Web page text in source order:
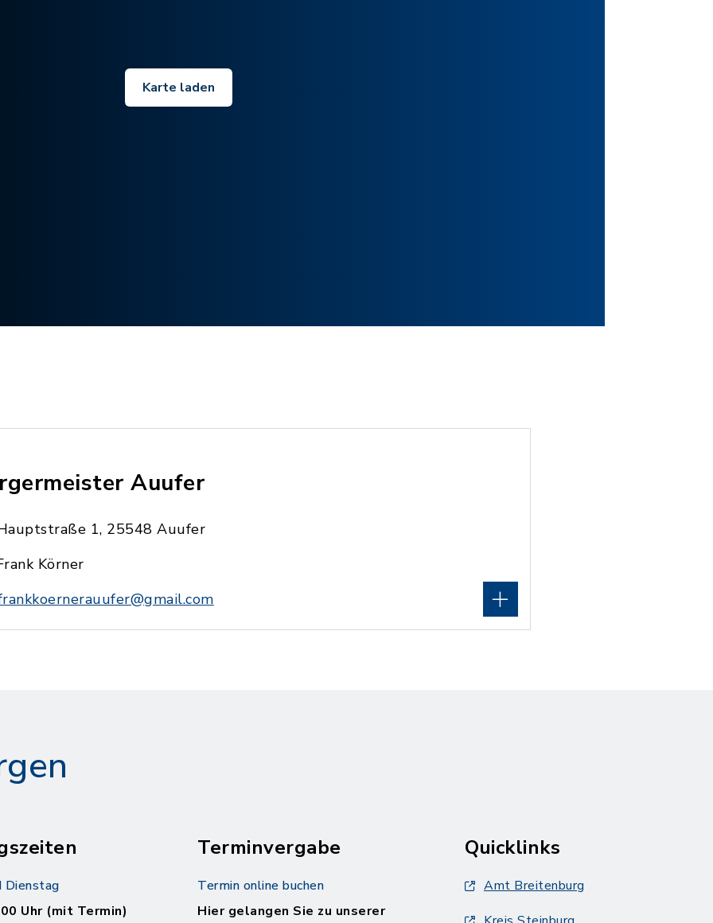
Karte laden
Auufer
1, 25548 Auufer
Körner
Dienstag
Uhr (mit Termin)
Terminvergabe
Termin online buchen
Hier gelangen Sie zu unserer
Quicklinks
Amt Breitenburg